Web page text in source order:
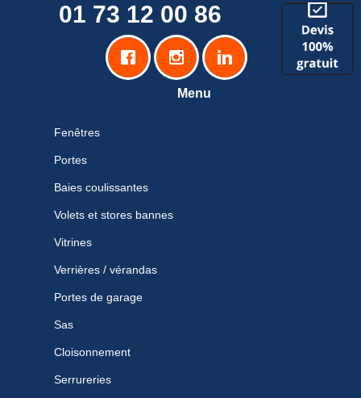
01 73 12 00 86
Menu
Fenêtres
Portes
Baies coulissantes
Volets et stores bannes
Vitrines
Verrières / vérandas
Portes de garage
Sas
Cloisonnement
Serrureries